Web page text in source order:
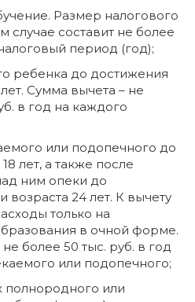
Размер налогового
случае составит не более
период (год);
ребенка до достижения
Сумма вычета – не
в год на каждого
или подопечного до
лет, а также после
ним опеки до
возраста 24 лет. К вычету
только на
в очной форме.
более 50 тыс. руб. в год
или подопечного;
полнородного или